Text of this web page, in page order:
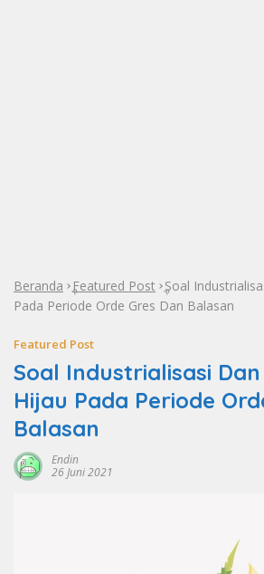
Beranda »Featured Post »Soal
Pada Periode Orde Gres Dan Balasan
Featured Post
Soal Industrialisasi
Hijau Pada Periode
Balasan
Endin
26 Juni 2021